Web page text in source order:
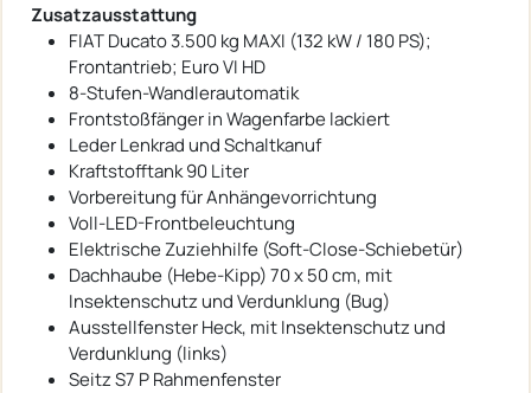
Zusatzausstattung
FIAT Ducato 3.500 kg MAXI (132 kW / 180 PS);
Frontantrieb; Euro VI HD
8-Stufen-Wandlerautomatik
Frontstoßfänger in Wagenfarbe lackiert
Leder Lenkrad und Schaltkanuf
Kraftstofftank 90 Liter
Vorbereitung für Anhängevorrichtung
Voll-LED-Frontbeleuchtung
Elektrische Zuziehhilfe (Soft-Close-Schiebetür)
Dachhaube (Hebe-Kipp) 70 x 50 cm, mit
Insektenschutz und Verdunklung (Bug)
Ausstellfenster Heck, mit Insektenschutz und
Verdunklung (links)
Seitz S7 P Rahmenfenster